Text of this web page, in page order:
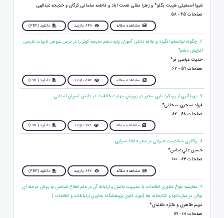
شیوا اسمعیلی هیبت بگلو* و زهرا متقی نعمت اباد و فاطمه سلمانی کرگان و خدیجه عبدالهی
صفحات 45 - 58
مشاهده مقاله 849 بازدید دانلود (PDF)
6. چگونه توانستم انگیزه و علاقه دانش آموزان پایه دهم مدرسه کوثر را در درس عروض ادبیات فارسی
افزایش دهم؟
حدیث عباسی فر*
صفحات 59 - 67
مشاهده مقاله 856 بازدید دانلود (PDF)
7. بهره‌گیری از رویکرد بازی‌ محور در پرورش مهارت خلاقیت در دانش‌ آموزان ابتدایی
فرزاد سنجری میجانی*
صفحات 68 - 82
مشاهده مقاله 979 بازدید دانلود (PDF)
8. واكاوى شخصيت حيوانى در شعر حافظ شيرازى
حسين علي عباس*
صفحات 83 - 100
مشاهده مقاله 897 بازدید دانلود (PDF)
9. مقایسه بلوغ فناوری اطلاعات با مدیریت دانش و ارتباط آن در علم اطلاع شناسی به روش مرحله ای
نولان در سازمانها و کتابخانه ها (مورد کاوی پژوهشگاه فناوری ارتباطات و اطلاعات )
مریم طاهری و فائزه دلقندی*
صفحات 101 - 119